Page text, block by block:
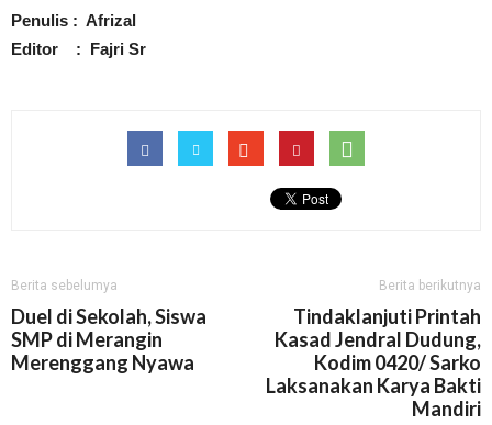
Penulis : Afrizal
Editor : Fajri Sr
Berita sebelumya
Duel di Sekolah, Siswa
SMP di Merangin
Merenggang Nyawa
Berita berikutnya
Tindaklanjuti Printah
Kasad Jendral Dudung,
Kodim 0420/ Sarko
Laksanakan Karya Bakti
Mandiri